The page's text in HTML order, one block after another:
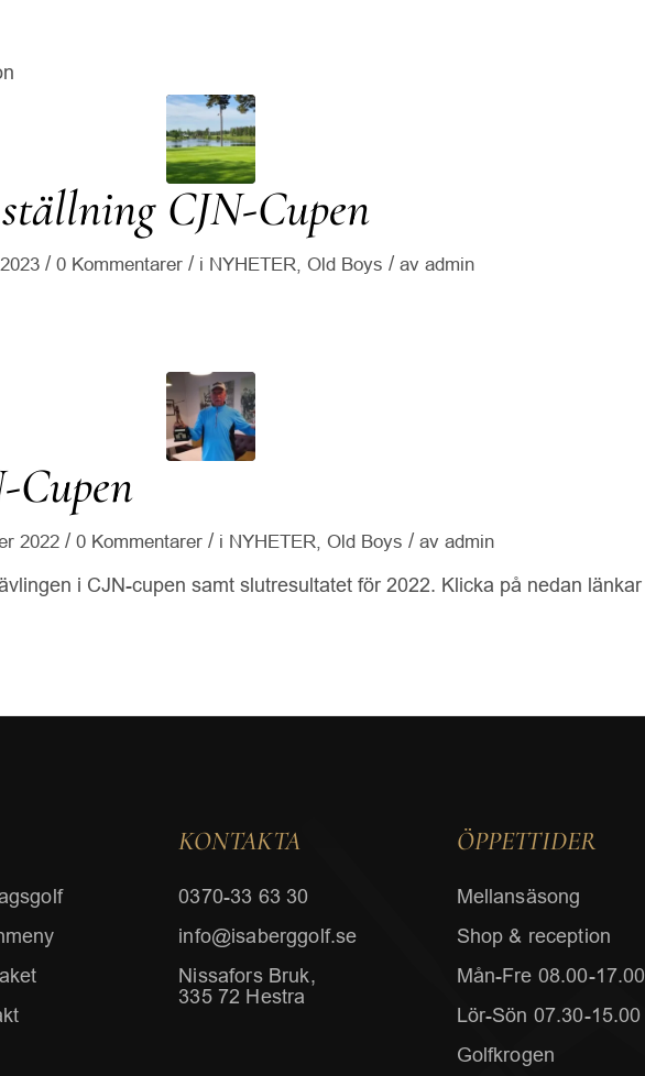
CJN-Cupen
/ 0 Kommentarer / i NYHETER, Old Boys / av admin
Cupen
2022 / 0 Kommentarer / i NYHETER, Old Boys / av admin
i CJN-cupen samt slutresultatet för 2022. Klicka på nedan länkar
KONTAKTA
0370-33 63 30
info@isaberggolf.se
Nissafors Bruk,
335 72 Hestra
ÖPPETTIDER
Mellansäsong
Shop & reception
Mån-Fre 08.00-17.00
Lör-Sön 07.30-15.00
Golfkrogen